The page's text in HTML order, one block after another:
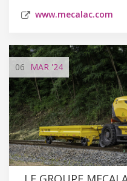
www.mecalac.com
06 MAR '24